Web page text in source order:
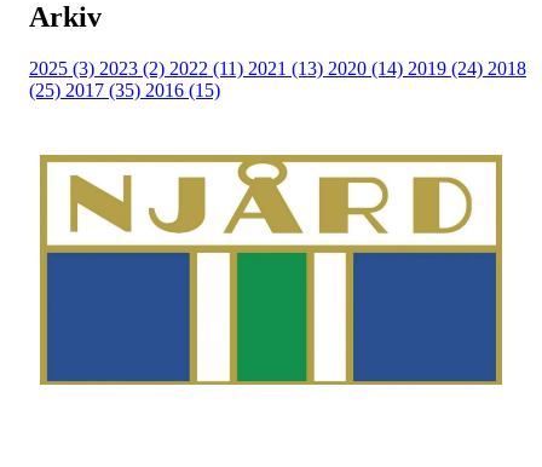
Arkiv
2025 (3) 2023 (2) 2022 (11) 2021 (13) 2020 (14) 2019 (24) 2018
(25) 2017 (35) 2016 (15)